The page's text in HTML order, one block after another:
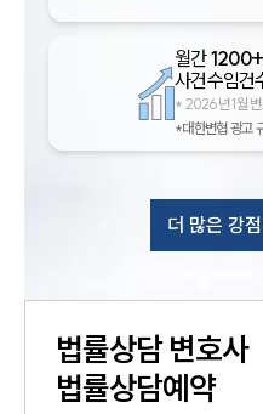
월간1200+
사건수임건
* 2026년 1월
*대한변협 광고
더 많은 강
법률상담변호사
법률상담예약